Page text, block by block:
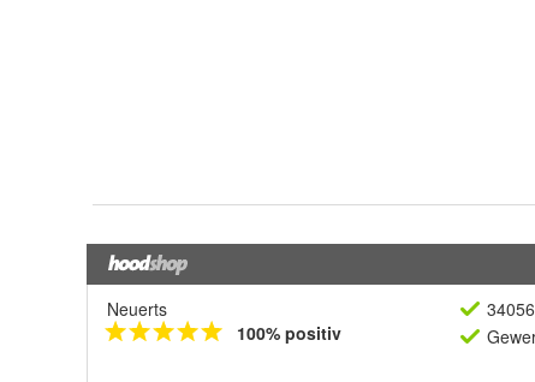
Neuerts
100% positiv